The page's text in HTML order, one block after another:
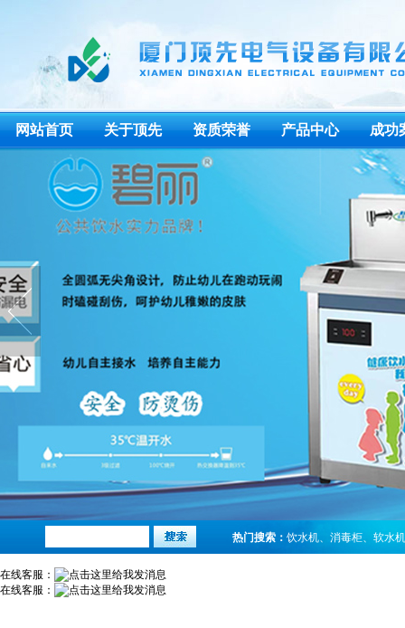
网站首页 关于顶先 资质荣誉 产品中心 成功
热门搜索： 饮水机、 消毒柜、 软水机
在线客服：
在线客服：